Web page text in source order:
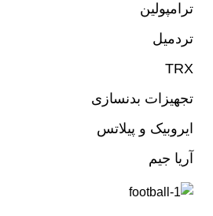
ترامپولین
تردمیل
TRX
تجهیزات بدنسازی
ایروبیک و پیلاتس
آریا جیم